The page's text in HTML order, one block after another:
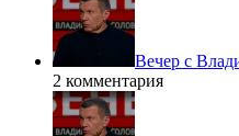
Вечер с
2 комментария